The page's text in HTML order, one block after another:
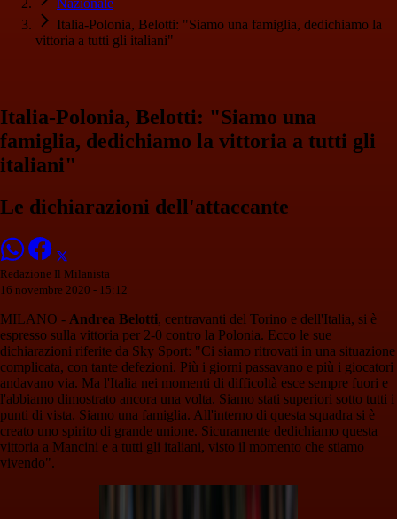
Nazionale
Italia-Polonia, Belotti: "Siamo una famiglia, dedichiamo la
vittoria a tutti gli italiani"
Italia-Polonia, Belotti: "Siamo una
famiglia, dedichiamo la vittoria a tutti gli
italiani"
Le dichiarazioni dell'attaccante
Redazione Il Milanista
16 novembre 2020 - 15:12
MILANO - Andrea Belotti, centravanti del Torino e dell'Italia, si è
espresso sulla vittoria per 2-0 contro la Polonia. Ecco le sue
dichiarazioni riferite da Sky Sport: "Ci siamo ritrovati in una situazione
complicata, con tante defezioni. Più i giorni passavano e più i giocatori
andavano via. Ma l'Italia nei momenti di difficoltà esce sempre fuori e
l'abbiamo dimostrato ancora una volta. Siamo stati superiori sotto tutti i
punti di vista. Siamo una famiglia. All'interno di questa squadra si è
creato uno spirito di grande unione. Sicuramente dedichiamo questa
vittoria a Mancini e a tutti gli italiani, visto il momento che stiamo
vivendo".